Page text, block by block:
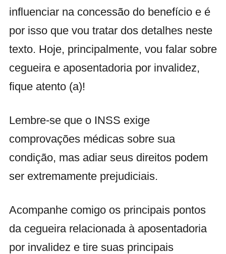
influenciar na concessão do benefício e é
por isso que vou tratar dos detalhes neste
texto. Hoje, principalmente, vou falar sobre
cegueira e aposentadoria por invalidez,
fique atento (a)!
Lembre-se que o INSS exige
comprovações médicas sobre sua
condição, mas adiar seus direitos podem
ser extremamente prejudiciais.
Acompanhe comigo os principais pontos
da cegueira relacionada à aposentadoria
por invalidez e tire suas principais